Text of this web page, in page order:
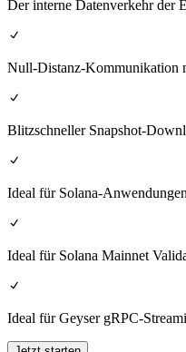
Der interne Datenverkehr der
Null-Distanz-Kommunikation
Blitzschneller Snapshot-
Ideal für Solana-Anwendungen
Ideal für Solana Mainnet
Ideal für Geyser gRPC-